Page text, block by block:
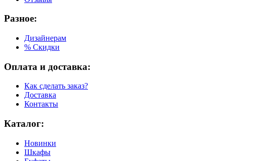
Разное:
Дизайнерам
% Скидки
Оплата и доставка:
Как сделать заказ?
Доставка
Контакты
Каталог:
Новинки
Шкафы